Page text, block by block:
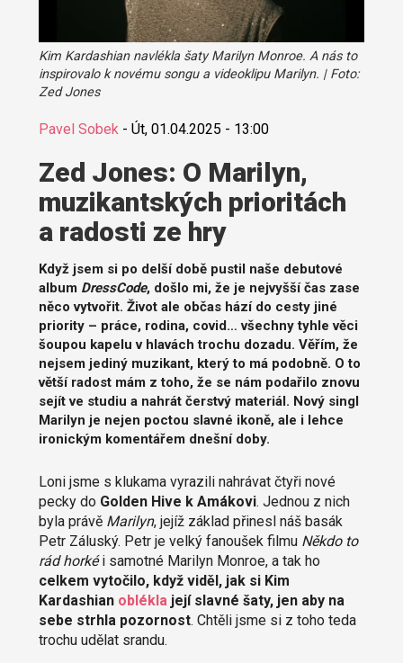
Kim Kardashian navlékla šaty Marilyn Monroe. A nás to
inspirovalo k novému songu a videoklipu Marilyn. | Foto:
Zed Jones
Pavel Sobek- Út, 01.04.2025 - 13:00
Zed Jones: O Marilyn,
muzikantských prioritách
a radosti ze hry
Když jsem si po delší době pustil naše debutové
album DressCode, došlo mi, že je nejvyšší čas zase
něco vytvořit. Život ale občas hází do cesty jiné
priority – práce, rodina, covid… všechny tyhle věci
šoupou kapelu v hlavách trochu dozadu. Věřím, že
nejsem jediný muzikant, který to má podobně. O to
větší radost mám z toho, že se nám podařilo znovu
sejít ve studiu a nahrát čerstvý materiál. Nový singl
Marilyn je nejen poctou slavné ikoně, ale i lehce
ironickým komentářem dnešní doby.
Loni jsme s klukama vyrazili nahrávat čtyři nové
pecky do Golden Hive k Amákovi. Jednou z nich
byla právěMarilyn, jejíž základ přinesl náš basák
Petr Záluský. Petr je velký fanoušek filmu Někdo to
rád horkéi samotné Marilyn Monroe, a tak ho
celkem vytočilo, když viděl, jak si Kim
Kardashian obléklajejí slavné šaty, jen aby na
sebe strhla pozornost. Chtěli jsme si z toho teda
trochu udělat srandu.